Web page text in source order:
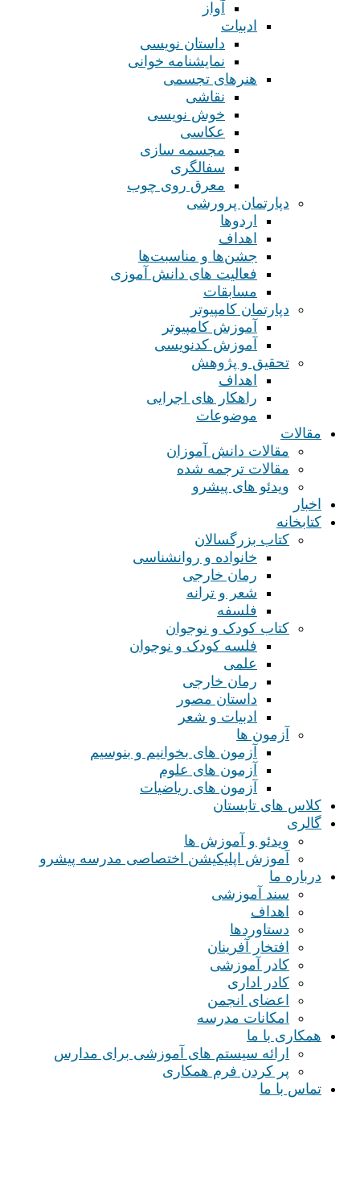
آواز
ادبیات
داستان نویسی
نمایشنامه خوانی
هنرهای تجسمی
نقاشی
خوش نویسی
عکاسی
مجسمه سازی
سفالگری
معرق روی چوب
دپارتمان پرورشی
اردوها
اهداف
جشن‌ها و مناسبت‌ها
فعالیت های دانش آموزی
مسابقات
دپارتمان کامپیوتر
آموزش کامپیوتر
آموزش کدنویسی
تحقیق و پژوهش
اهداف
راهکار های اجرایی
موضوعات
مقالات
مقالات دانش آموزان
مقالات ترجمه شده
ویدئو های پیشرو
اخبار
کتابخانه
کتاب بزرگسالان
خانواده و روانشناسی
رمان خارجی
شعر و ترانه
فلسفه
کتاب کودک و نوجوان
فلسه کودک و نوجوان
علمی
رمان خارجی
داستان مصور
ادبیات و شعر
آزمون ها
آزمون های بخوانیم و بنوسیم
آزمون های علوم
آزمون های ریاضیات
کلاس های تابستان
گالری
ویدئو و آموزش ها
آموزش اپلیکیشن اختصاصی مدرسه پیشرو
درباره ما
سند آموزشی
اهداف
دستاوردها
افتخار آفرینان
کادر آموزشی
کادر اداری
اعضای انجمن
امکانات مدرسه
همکاری با ما
ارائه سیستم های آموزشی برای مدارس
پر کردن فرم همکاری
تماس با ما